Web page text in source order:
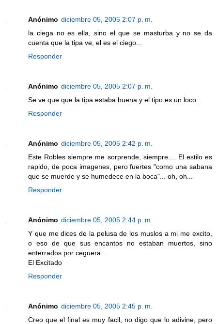
Anónimo diciembre 05, 2005 2:07 p. m.
la ciega no es ella, sino el que se masturba y no se da
cuenta que la tipa ve, el es el ciego...
Responder
Anónimo diciembre 05, 2005 2:07 p. m.
Se ve que que la tipa estaba buena y el tipo es un loco...
Responder
Anónimo diciembre 05, 2005 2:42 p. m.
Este Robles siempre me sorprende, siempre.... El estilo es
rapido, de poca imagenes, pero fuertes "como una sabana
que se muerde y se humedece en la boca"... oh, oh...
Responder
Anónimo diciembre 05, 2005 2:44 p. m.
Y que me dices de la pelusa de los muslos a mi me excito,
o eso de que sus encantos no estaban muertos, sino
enterrados por ceguera...
El Excitado
Responder
Anónimo diciembre 05, 2005 2:45 p. m.
Creo que el final es muy facil, no digo que lo adivine, pero